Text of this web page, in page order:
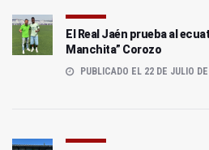
El Real Jaén prueba al
Manchita” Corozo
PUBLICADO EL 22 DE JULIO